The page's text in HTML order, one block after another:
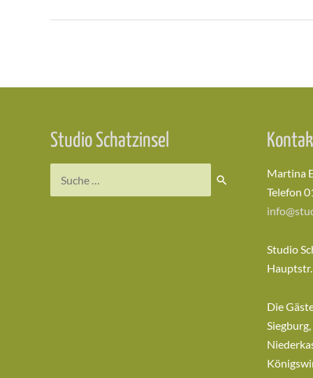
Studio Schatzinsel
Martina
Telefon
Studio
Die